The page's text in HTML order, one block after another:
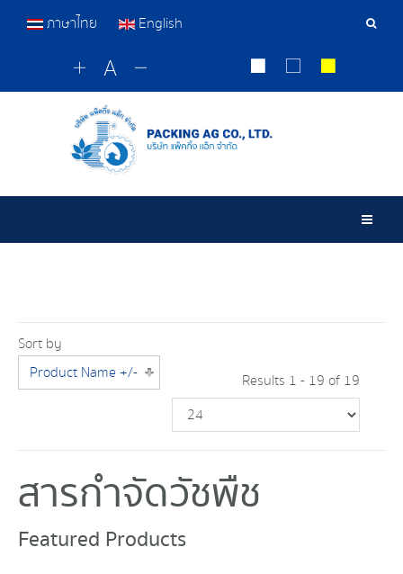
ภาษาไทย English
Sort by
Product Name +/-
Results 1 - 19 of 19
สารกำจัดวัชพืช
Featured Products